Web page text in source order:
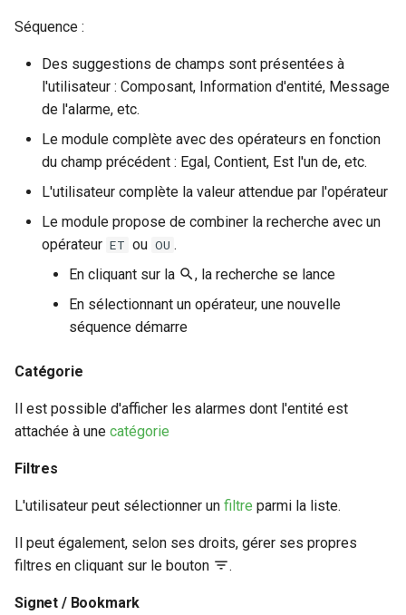
Annuler
Comportement périodique
rapide
Snooze
Méta-alarmes
Déclarer un ticket multiple
Actions autorisées
lorsque l'état est OK
Modèle pour l'export PDF
Agrandir le panneau
Plus d'infos
Paramètres du graphique
de disponibilité
HTML activé dans la
chronologie
Exporter CSV
Séquence :
Des suggestions de champs sont présentées à
l'utilisateur : Composant, Information d'entité, Message
de l'alarme, etc.
Le module complète avec des opérateurs en fonction
du champ précédent : Egal, Contient, Est l'un de, etc.
L'utilisateur complète la valeur attendue par l'opérateur
Le module propose de combiner la recherche avec un
opérateur ET ou OU .
En cliquant sur la
, la recherche se lance
En sélectionnant un opérateur, une nouvelle
séquence démarre
Catégorie
Il est possible d'afficher les alarmes dont l'entité est
attachée à une catégorie
Filtres
L'utilisateur peut sélectionner un filtre parmi la liste.
Il peut également, selon ses droits, gérer ses propres
filtres en cliquant sur le bouton
.
Signet / Bookmark